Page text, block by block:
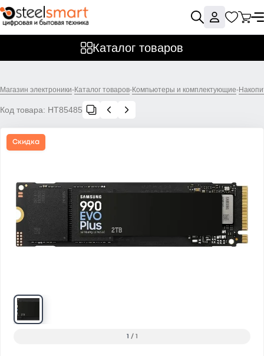
Каталог товаров
Магазин электроники-Каталог товаров-Компьютеры и комплектующие-
Код товара: НТ85485
Скидка
1 / 1